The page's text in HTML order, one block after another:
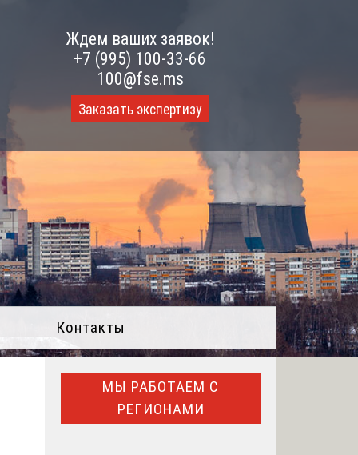
Ждем ваших заявок!
+7 (995) 100-33-66
100@fse.ms
Заказать экспертизу
Контакты
МЫ РАБОТАЕМ С
РЕГИОНАМИ